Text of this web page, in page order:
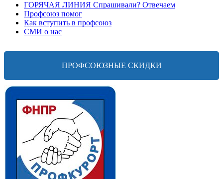
ГОРЯЧАЯ ЛИНИЯ Спрашивали? Отвечаем
Профсоюз помог
Как вступить в профсоюз
СМИ о нас
ПРОФСОЮЗНЫЕ СКИДКИ